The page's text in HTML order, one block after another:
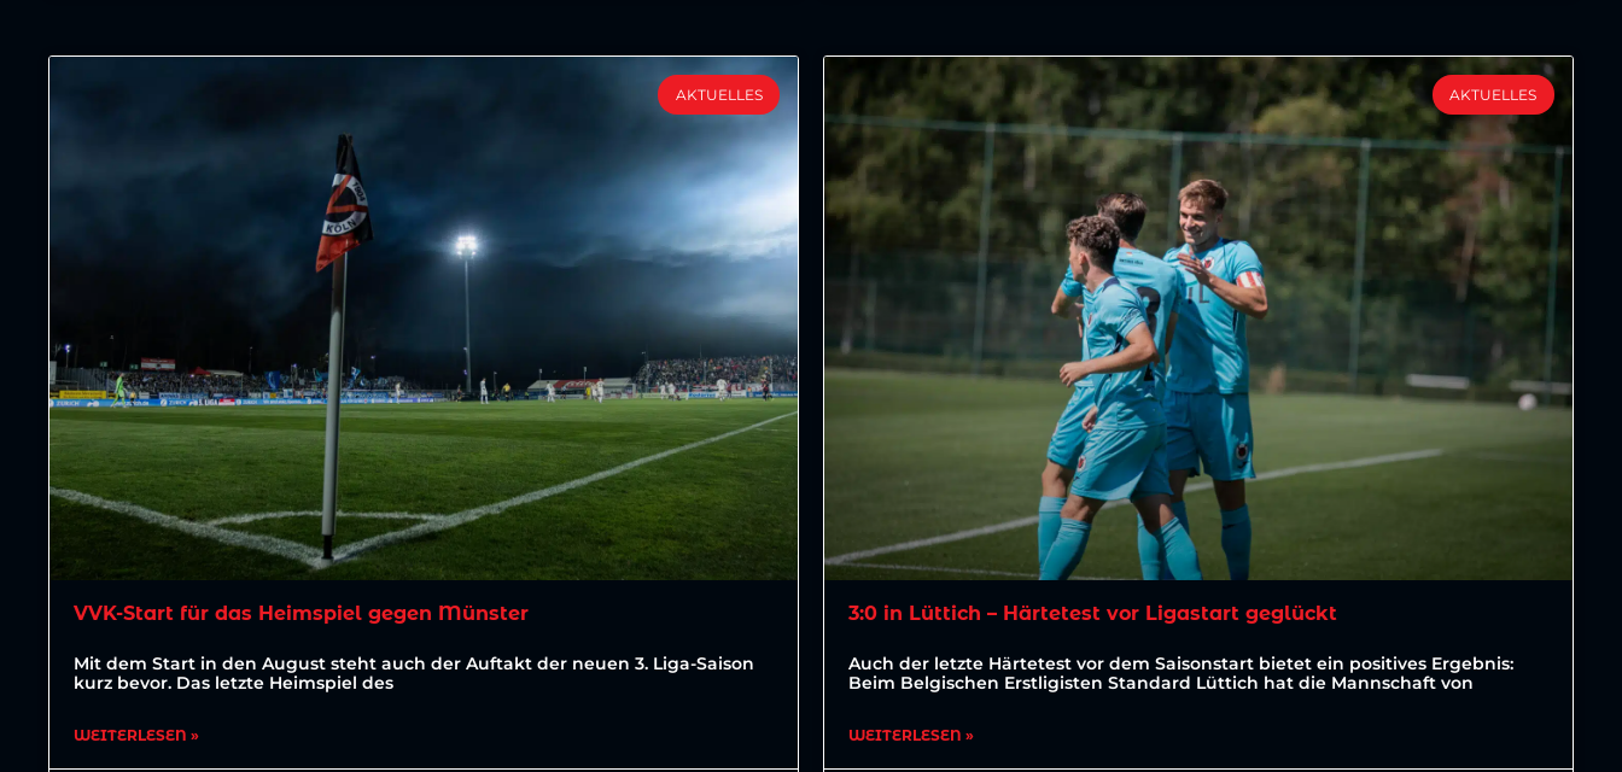
AKTUELLES
VVK-Start für das Heimspiel gegen Münster
Mit dem Start in den August steht auch der Auftakt der neuen 3. Liga-Saison
kurz bevor. Das letzte Heimspiel des
WEITERLESEN »
AKTUELLES
3:0 in Lüttich – Härtetest vor Ligastart geglückt
Auch der letzte Härtetest vor dem Saisonstart bietet ein positives Ergebnis:
Beim Belgischen Erstligisten Standard Lüttich hat die Mannschaft von
WEITERLESEN »